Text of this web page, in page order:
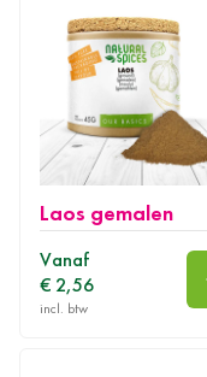
Laos gemalen
Vanaf
€ 2,56